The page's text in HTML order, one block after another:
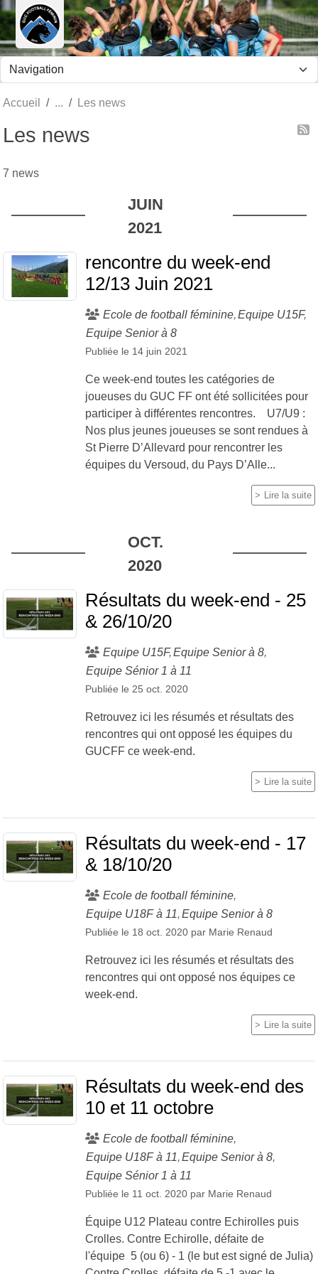
Accueil Les news
Les news
7 news
JUIN
2021
rencontre du week-end
12/13 Juin 2021
Ecole de football féminine Equipe U15F
Equipe Senior à 8
Publiée le 14 juin 2021
Ce week-end toutes les catégories de
joueuses du GUC FF ont été sollicitées pour
participer à différentes rencontres. U7/U9 :
Nos plus jeunes joueuses se sont rendues à
St Pierre D’Allevard pour rencontrer les
équipes du Versoud, du Pays D’Alle...
Lire la suite
OCT.
2020
Résultats du week-end - 25
& 26/10/20
Equipe U15F Equipe Senior à 8
Equipe Sénior 1 à 11
Publiée le 25 oct. 2020
Retrouvez ici les résumés et résultats des
rencontres qui ont opposé les équipes du
GUCFF ce week-end.
Lire la suite
Résultats du week-end - 17
& 18/10/20
Ecole de football féminine
Equipe U18F à 11 Equipe Senior à 8
Publiée le 18 oct. 2020 par Marie Renaud
Retrouvez ici les résumés et résultats des
rencontres qui ont opposé nos équipes ce
week-end.
Lire la suite
Résultats du week-end des
10 et 11 octobre
Ecole de football féminine
Equipe U18F à 11 Equipe Senior à 8
Equipe Sénior 1 à 11
Publiée le 11 oct. 2020 par Marie Renaud
Équipe U12 Plateau contre Echirolles puis
Crolles. Contre Echirolle, défaite de
l'équipe 5 (ou 6) - 1 (le but est signé de Julia)
Panneau de gestion des cookies